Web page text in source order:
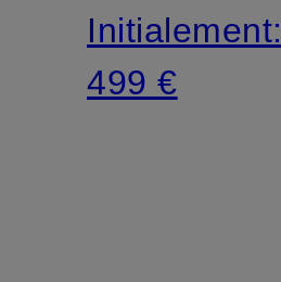
499 €